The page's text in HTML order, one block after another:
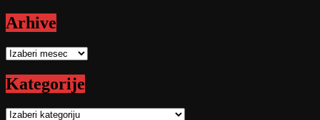
Arhive
Arhive
Kategorije
Kategorije